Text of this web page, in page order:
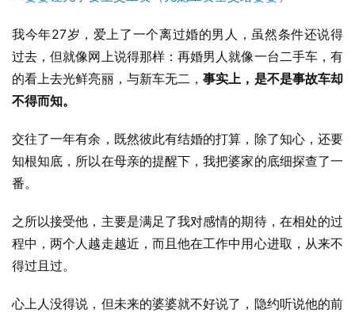
我今年27岁，爱上了一个离过婚的男人，虽然条件还说得
过去，但就像网上说得那样：再婚男人就像一台二手车，有
的看上去光鲜亮丽，与新车无二，事实上，是不是事故车却
不得而知。
交往了一年有余，既然彼此有结婚的打算，除了知心，还要
知根知底，所以在母亲的提醒下，我把婆家的底细探查了一
番。
之所以接受他，主要是满足了我对感情的期待，在相处的过
程中，两个人越走越近，而且他在工作中用心进取，从来不
得过且过。
心上人没得说，但未来的婆婆就不好说了，隐约听说他的前